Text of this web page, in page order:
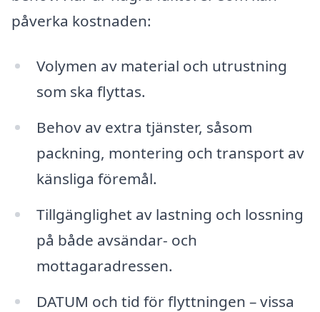
påverka kostnaden:
Volymen av material och utrustning
som ska flyttas.
Behov av extra tjänster, såsom
packning, montering och transport av
känsliga föremål.
Tillgänglighet av lastning och lossning
på både avsändar- och
mottagaradressen.
DATUM och tid för flyttningen – vissa